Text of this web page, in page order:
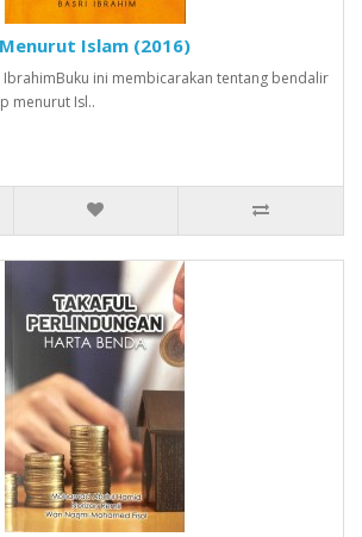
Islam (2016)
IbrahimBuku ini membicarakan tentang bendalir
menurut Isl..